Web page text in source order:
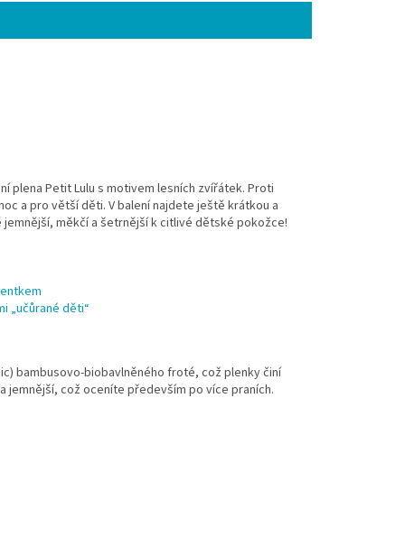
plena Petit Lulu s motivem lesních zvířátek. Proti
a pro větší děti. V balení najdete ještě krátkou a
měkčí a šetrnější k citlivé dětské pokožce!
„učůrané děti“
bambusovo-biobavlněného froté, což plenky činí
jemnější, což oceníte především po více praních.